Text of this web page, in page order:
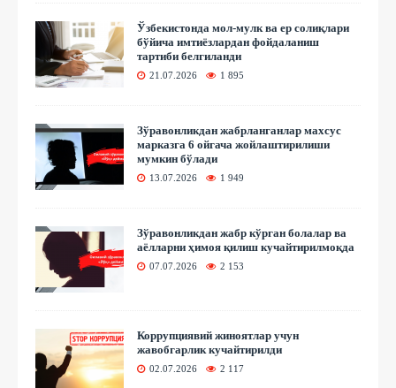
Ўзбекистонда мол-мулк ва ер солиқлари
бўйича имтиёзлардан фойдаланиш
тартиби белгиланди
21.07.2026 1 895
Зўравонликдан жабрланганлар махсус
марказга 6 ойгача жойлаштирилиши
мумкин бўлади
13.07.2026 1 949
Зўравонликдан жабр кўрган болалар ва
аёлларни ҳимоя қилиш кучайтирилмоқда
07.07.2026 2 153
Коррупциявий жиноятлар учун
жавобгарлик кучайтирилди
02.07.2026 2 117